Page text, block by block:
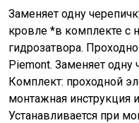
Заменяет одну
кровле *в комплекте с
гидрозатвора.
Piemont. Заменяет одну
Комплект: проходной
монтажная инструкция
Устанавливается при